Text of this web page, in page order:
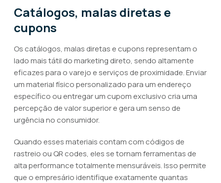
Catálogos, malas diretas e
cupons
Os catálogos, malas diretas e cupons representam o
lado mais tátil do marketing direto, sendo altamente
eficazes para o varejo e serviços de proximidade. Enviar
um material físico personalizado para um endereço
específico ou entregar um cupom exclusivo cria uma
percepção de valor superior e gera um senso de
urgência no consumidor.
Quando esses materiais contam com códigos de
rastreio ou QR codes, eles se tornam ferramentas de
alta performance totalmente mensuráveis. Isso permite
que o empresário identifique exatamente quantas